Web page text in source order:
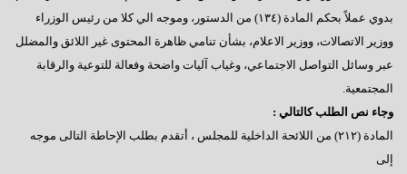
بدوي عملاً بحكم المادة (١٣٤) من الدستور، وموجه الي كلا من رئيس الوزراء
ووزير الاتصالات، ووزير الاعلام، بشأن تنامي ظاهرة المحتوى غير اللائق والمضلل
عبر وسائل التواصل الاجتماعي، وغياب آليات واضحة وفعالة للتوعية والرقابة
المجتمعية.
وجاء نص الطلب كالتالي :
المادة (٢١٢) من اللائحة الداخلية للمجلس ، أتقدم بطلب الإحاطة التالى موجه
إلى